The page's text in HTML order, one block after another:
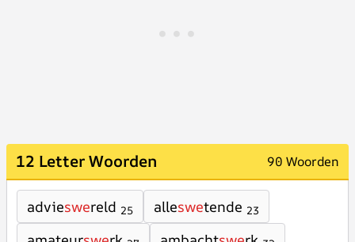
12 Letter Woorden 90 Woorden
advieswereld 25 alleswetende 23